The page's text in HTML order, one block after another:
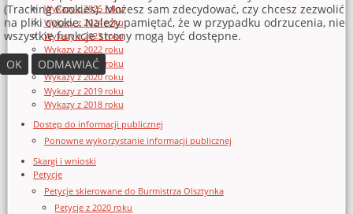
Wykazy z 2025 roku
Wykazy z 2024 roku
Wykazy z 2023 roku
Wykazy z 2022 roku
Wykazy z 2021 roku
Wykazy z 2020 roku
Wykazy z 2019 roku
Wykazy z 2018 roku
Dostęp do informacji publicznej
Ponowne wykorzystanie informacji publicznej
Skargi i wnioski
Petycje
Petycje skierowane do Burmistrza Olsztynka
Petycje z 2020 roku
(Tracking Cookies). Możesz sam zdecydować, czy chcesz zezwolić
na pliki cookie. Należy pamiętać, że w przypadku odrzucenia, nie
wszystkie funkcje strony mogą być dostępne.
OK
ODMAWIAĆ